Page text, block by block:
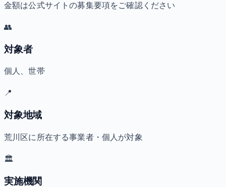
金額は公式サイトの募集要項をご確認ください
👥
対象者
個人、世帯
📍
対象地域
荒川区に所在する事業者・個人が対象
🏛️
実施機関